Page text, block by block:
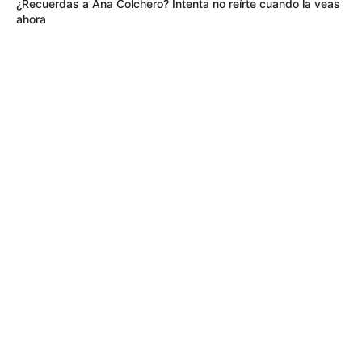
¿Recuerdas a Ana Colchero? Intenta no reírte cuando la veas
ahora